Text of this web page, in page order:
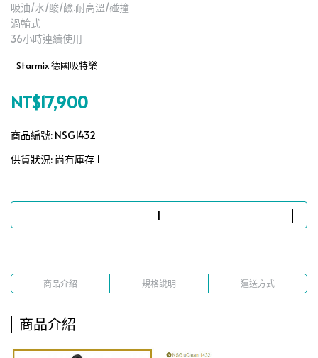
吸油/水/酸/鹼.耐高溫/碰撞
渦輪式
36小時連續使用
Starmix 德國吸特樂
NT$17,900
商品編號: NSG1432
供貨狀況: 尚有庫存 1
商品介紹 規格說明 運送方式
商品介紹